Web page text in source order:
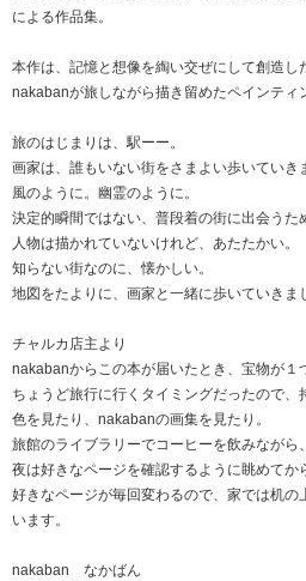
による作品集。
本作は、記憶と想像を綯い交ぜにして創造し
nakabanが旅しながら描き留めたペインティ
旅のはじまりは、駅ーー。
画家は、誰もいない街をさまよい歩いていき
風のように。幽霊のように。
決定的瞬間ではない、普段着の街に出会うた
人物は描かれていないけれど、あたたかい。
知らない街なのに、懐かしい。
地図をたよりに、画家と一緒に歩いていきま
チャルカ店主より
nakabanからこの本が届いたとき、宝物が１
ちょうど旅行に行くタイミングだったので
色を見たり、nakabanの画集を見たり。
旅館のライブラリーでコーヒーを飲みながら
夜は好きなページを確認するように眺めてか
好きなページが毎回変わるので、家では机の
います。
nakaban なかばん